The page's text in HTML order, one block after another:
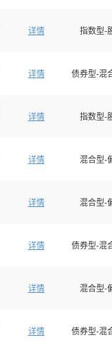
详情 指数型-
详情 债券型-混
详情 指数型-
详情 混合型-
详情 混合型-
详情 债券型-混
详情 混合型-
详情 债券型-混